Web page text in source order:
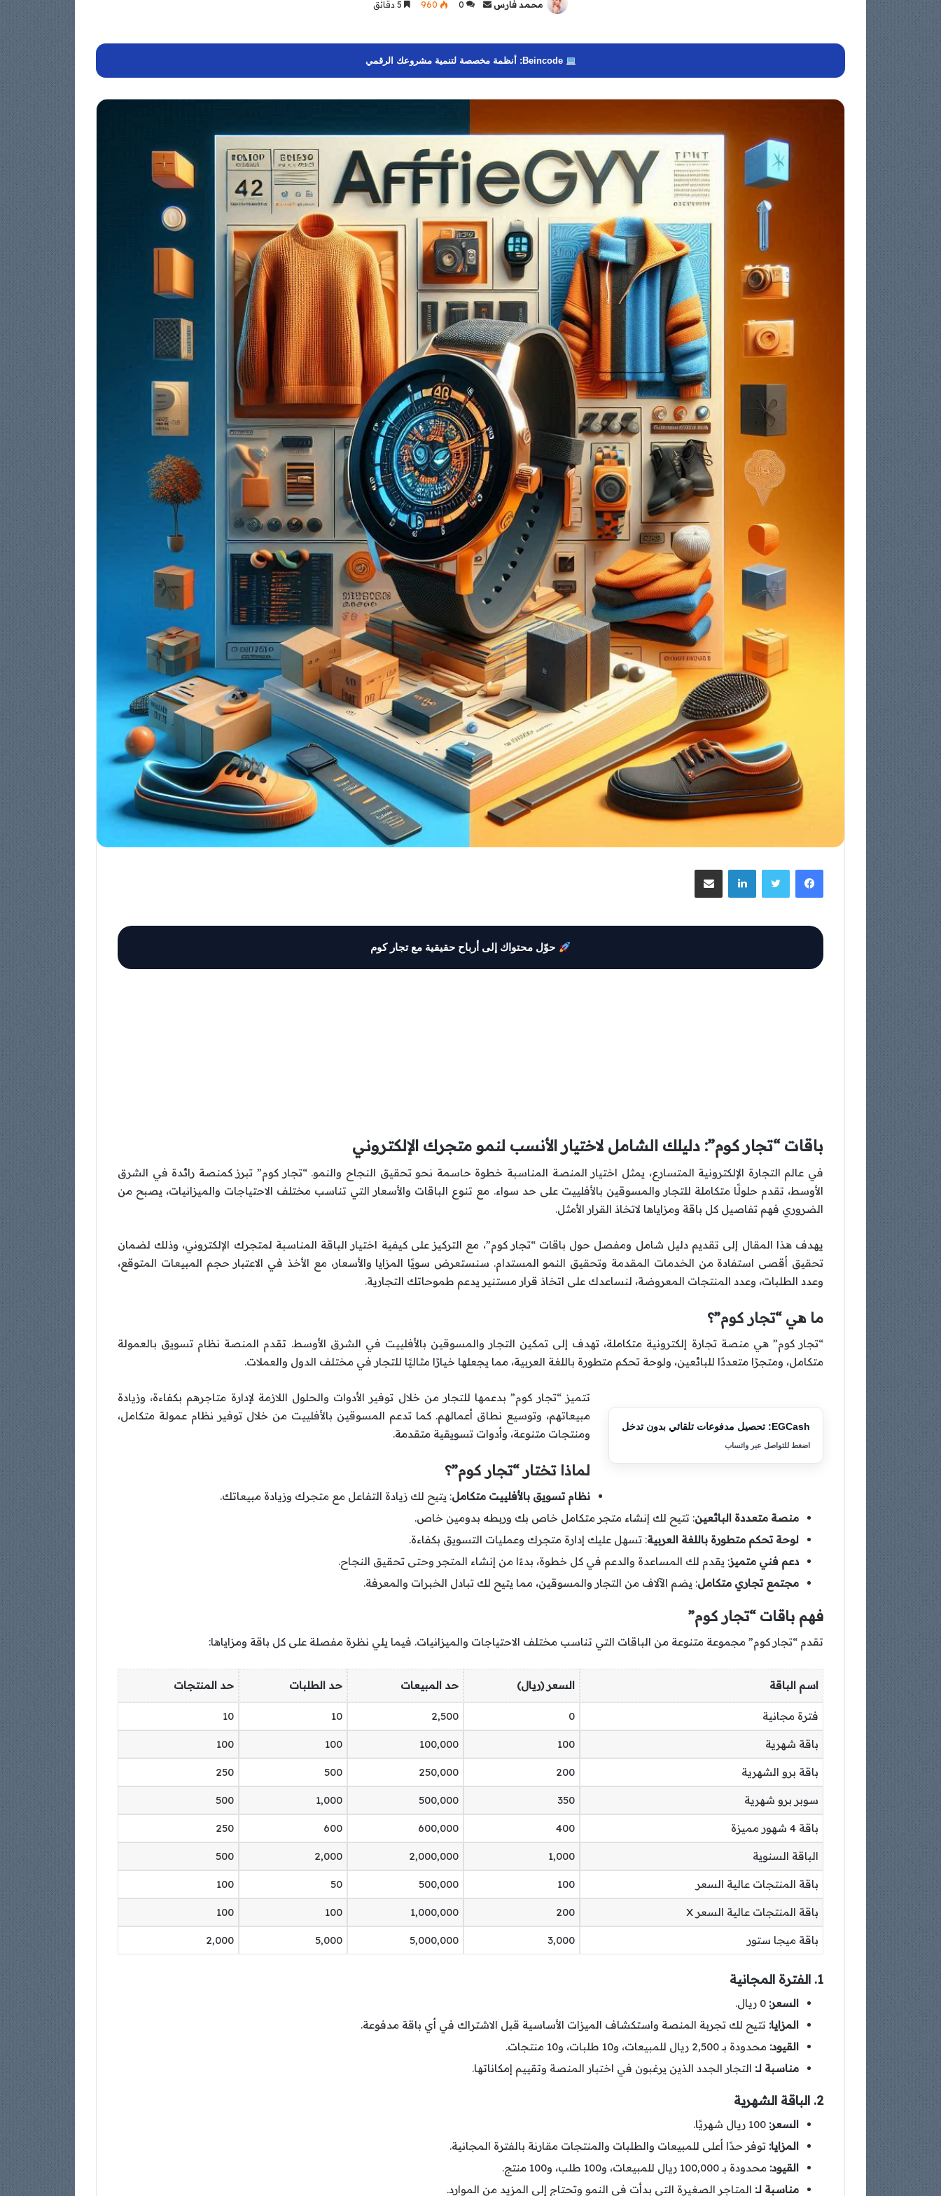
محمد فارس
أرسل0
960
Beincode: أنظمة مخصصة لتنمية مشروعك الرقمي
فيسبوك لينكدإن
حوّل محتواك إلى أرباح حقيقية مع تجار كوم
باقات “تجار كوم”: دليلك الشامل لاختيار الأنسب لنمو متجرك الإلكتروني
في عالم التجارة الإلكترونية المتسارع، يمثل اختيار المنصة المناسبة خطوة حاسمة نحو تحقيق النجاح والنمو. “تجار كوم” تبرز كمنصة رائدة في الشرق
الأوسط، تقدم حلولًا متكاملة للتجار والمسوقين بالأفلييت على حد سواء. مع تنوع الباقات والأسعار التي تناسب مختلف الاحتياجات والميزانيات، يصبح من
الضروري فهم تفاصيل كل باقة ومزاياها لاتخاذ القرار الأمثل.
يهدف هذا المقال إلى تقديم دليل شامل ومفصل حول باقات “تجار كوم”، مع التركيز على كيفية اختيار الباقة المناسبة لمتجرك الإلكتروني، وذلك لضمان
تحقيق أقصى استفادة من الخدمات المقدمة وتحقيق النمو المستدام. سنستعرض سويًا المزايا والأسعار، مع الأخذ في الاعتبار حجم المبيعات المتوقع،
وعدد الطلبات، وعدد المنتجات المعروضة، لنساعدك على اتخاذ قرار مستنير يدعم طموحاتك التجارية.
ما هي “تجار كوم”؟
“تجار كوم” هي منصة تجارة إلكترونية متكاملة، تهدف إلى تمكين التجار والمسوقين بالأفلييت في الشرق الأوسط. تقدم المنصة نظام تسويق بالعمولة
متكامل، ومتجرًا متعددًا للبائعين، ولوحة تحكم متطورة باللغة العربية، مما يجعلها خيارًا مثاليًا للتجار في مختلف الدول والعملات.
EGCash: تحصيل مدفوعات تلقائي بدون تدخل
اضغط للتواصل عبر واتساب
تتميز “تجار كوم” بدعمها للتجار من خلال توفير الأدوات والحلول اللازمة لإدارة متاجرهم بكفاءة، وزيادة
مبيعاتهم، وتوسيع نطاق أعمالهم. كما تدعم المسوقين بالأفلييت من خلال توفير نظام عمولة متكامل،
ومنتجات متنوعة، وأدوات تسويقية متقدمة.
لماذا تختار “تجار كوم”؟
نظام تسويق بالأفلييت متكامل: يتيح لك زيادة التفاعل مع متجرك وزيادة مبيعاتك.
منصة متعددة البائعين: تتيح لك إنشاء متجر متكامل خاص بك وربطه بدومين خاص.
لوحة تحكم متطورة باللغة العربية: تسهل عليك إدارة متجرك وعمليات التسويق بكفاءة.
دعم فني متميز: يقدم لك المساعدة والدعم في كل خطوة، بدءًا من إنشاء المتجر وحتى تحقيق النجاح.
مجتمع تجاري متكامل: يضم الآلاف من التجار والمسوقين، مما يتيح لك تبادل الخبرات والمعرفة.
فهم باقات “تجار كوم”
تقدم “تجار كوم” مجموعة متنوعة من الباقات التي تناسب مختلف الاحتياجات والميزانيات. فيما يلي نظرة مفصلة على كل باقة ومزاياها:
اسم الباقة السعر (ريال) حد المبيعات حد الطلبات حد المنتجات
فترة مجانية 0
2,500
10
10
باقة شهرية 100
100,000
100
100
باقة برو الشهرية 200
250,000
500
250
سوبر برو شهرية 350
500,000
1,000
500
باقة 4 شهور مميزة 400
600,000
600
250
الباقة السنوية 1,000
2,000,000
2,000
500
باقة المنتجات عالية السعر 100
500,000
50
100
باقة المنتجات عالية السعر X 200
1,000,000
100
100
باقة ميجا ستور 3,000
5,000,000
5,000
2,000
1. الفترة المجانية
السعر:
المزايا: تتيح لك تجربة المنصة واستكشاف الميزات الأساسية قبل الاشتراك في أي باقة مدفوعة.
القيود: محدودة بـ 2,500 ريال للمبيعات، و10 طلبات، و10 منتجات.
مناسبة لـ: التجار الجدد الذين يرغبون في اختبار المنصة وتقييم إمكاناتها.
2. الباقة الشهرية
السعر:
المزايا: توفر حدًا أعلى للمبيعات والطلبات والمنتجات مقارنة بالفترة المجانية.
القيود: محدودة بـ 100,000 ريال للمبيعات، و100 طلب، و100 منتج.
مناسبة لـ: المتاجر الصغيرة التي بدأت في النمو وتحتاج إلى المزيد من الموارد.